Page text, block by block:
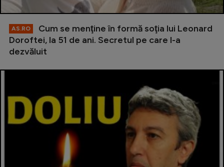
AS.RO
Cum se menţine în formă soţia lui Leonard
Doroftei, la 51 de ani. Secretul pe care l-a
dezvăluit